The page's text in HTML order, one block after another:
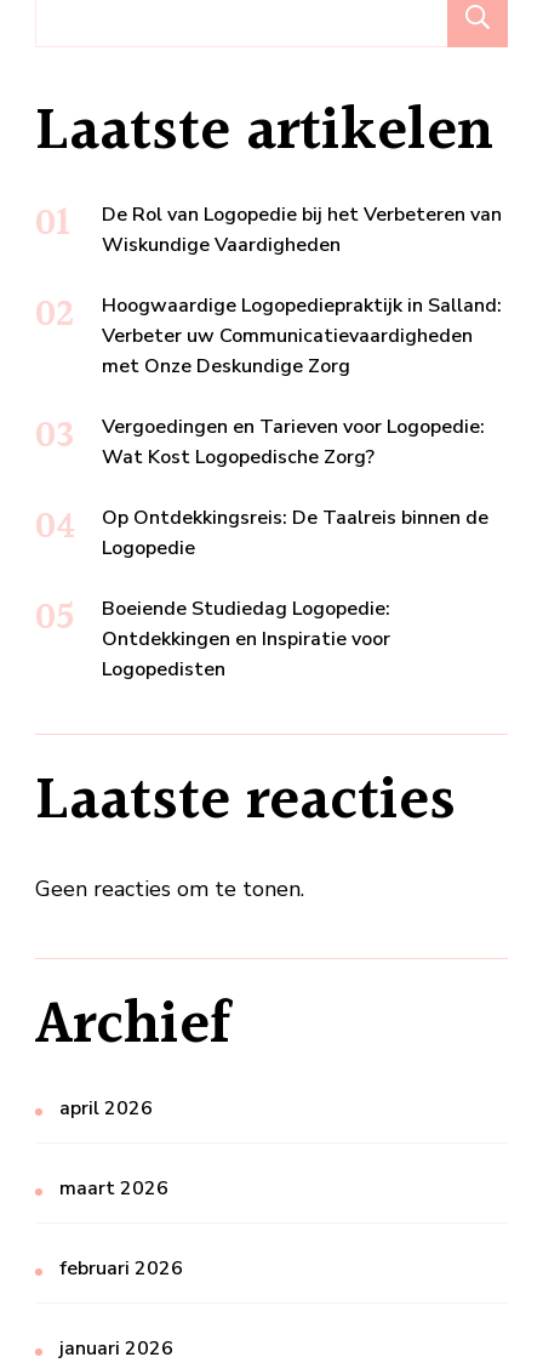
Laatste artikelen
De Rol van Logopedie bij het Verbeteren van
Wiskundige Vaardigheden
Hoogwaardige Logopediepraktijk in Salland:
Verbeter uw Communicatievaardigheden
met Onze Deskundige Zorg
Vergoedingen en Tarieven voor Logopedie:
Wat Kost Logopedische Zorg?
Op Ontdekkingsreis: De Taalreis binnen de
Logopedie
Boeiende Studiedag Logopedie:
Ontdekkingen en Inspiratie voor
Logopedisten
Laatste reacties
Geen reacties om te tonen.
Archief
april 2026
maart 2026
februari 2026
januari 2026